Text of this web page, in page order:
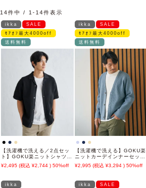
14件中 1 - 14件表示
ikka
SALE
ﾓｱｵﾌ最大4000off
送料無料
【洗濯機で洗える／2点セッ
ト】GOKU楽ニットシャツイ
ンナーセット
2,495 2,744 50%off
ikka
SALE
ﾓｱｵﾌ最大4000off
送料無料
【洗濯機で洗える】GOKU楽
ニットカーデインナーセット
【2点セット】
2,995 3,294 50%off
ikka
ikka
SALE